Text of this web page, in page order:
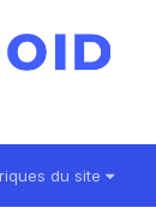
du site